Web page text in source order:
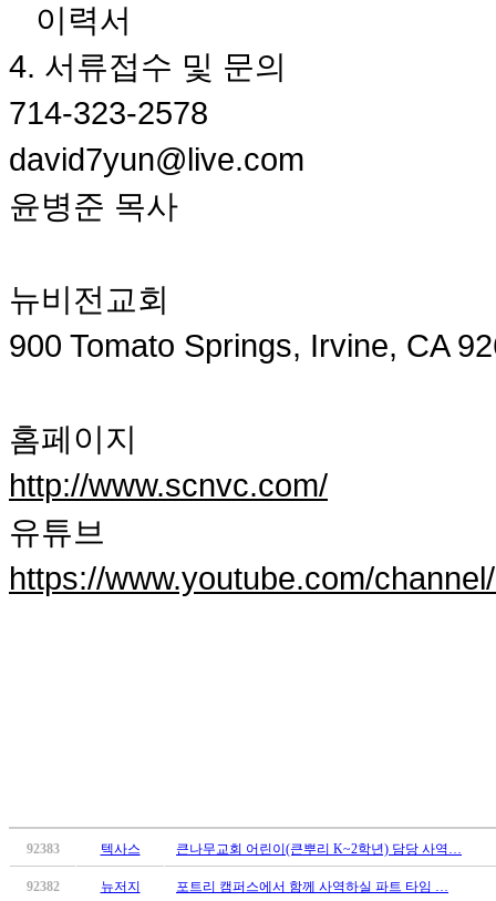
성
아
프
리
지
발
기
부
약
임
심
중
절
코
리
아
이
무
이력서
4. 서류접수 및 문의
714-323-2578
david7yun@live.com
윤병준 목사
뉴비전교회
900 Tomato Springs, Irvine, CA
홈페이지
http://www.scnvc.com/
유튜브
https://www.youtube.com/
92383 텍사스 큰나무교회 어린이(큰뿌리 K~2학년) 담당 사역…
92382 뉴저지 포트리 캠퍼스에서 함께 사역하실 파트 타임 …